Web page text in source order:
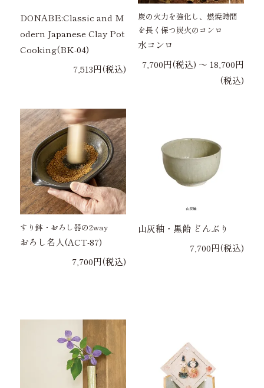
DONABE:Classic and M
odern Japanese Clay Pot
Cooking(BK-04)
7,513円(税込)
炭の火力を強化し、燃焼時間
を長く保つ炭火のコンロ
水コンロ
7,700円(税込) 〜 18,700円
(税込)
すり鉢・おろし器の2way
おろし名人(ACT-87)
7,700円(税込)
山灰釉・黒飴 どんぶり
7,700円(税込)